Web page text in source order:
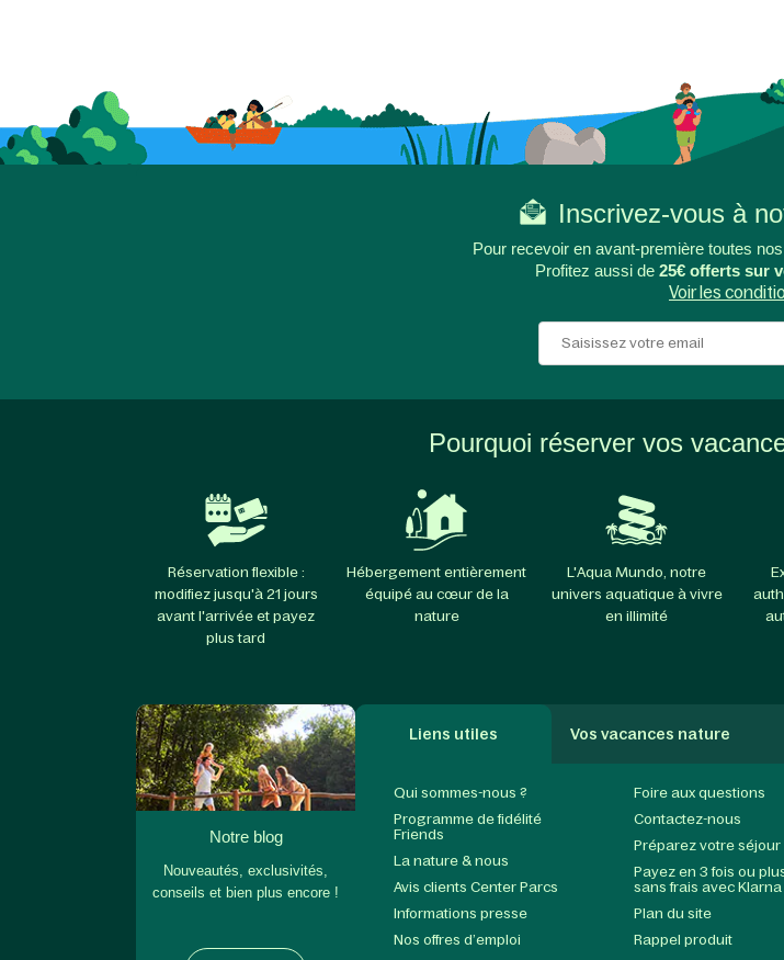
Inscrivez-vous à
Pour recevoir en avant-première toutes
Profitez aussi de 25€ offerts sur
Voir les
Pourquoi réserver vos
Réservation flexible :
modifiez jusqu'à 21 jours
avant l'arrivée et payez
plus tard
Hébergement entièrement
équipé au cœur de la
nature
L'Aqua Mundo, notre
univers aquatique à vivre
en illimité
Notre blog
Nouveautés, exclusivités,
conseils et bien plus encore !
Liens utiles Vos vacances nature
Qui sommes-nous ?
Programme de fidélité
Friends
La nature & nous
Avis clients Center Parcs
Informations presse
Nos offres d’emploi
Foire aux questions
Contactez-nous
Préparez votre séjour
Payez en 3 fois ou
sans frais avec Klarna
Plan du site
Rappel produit